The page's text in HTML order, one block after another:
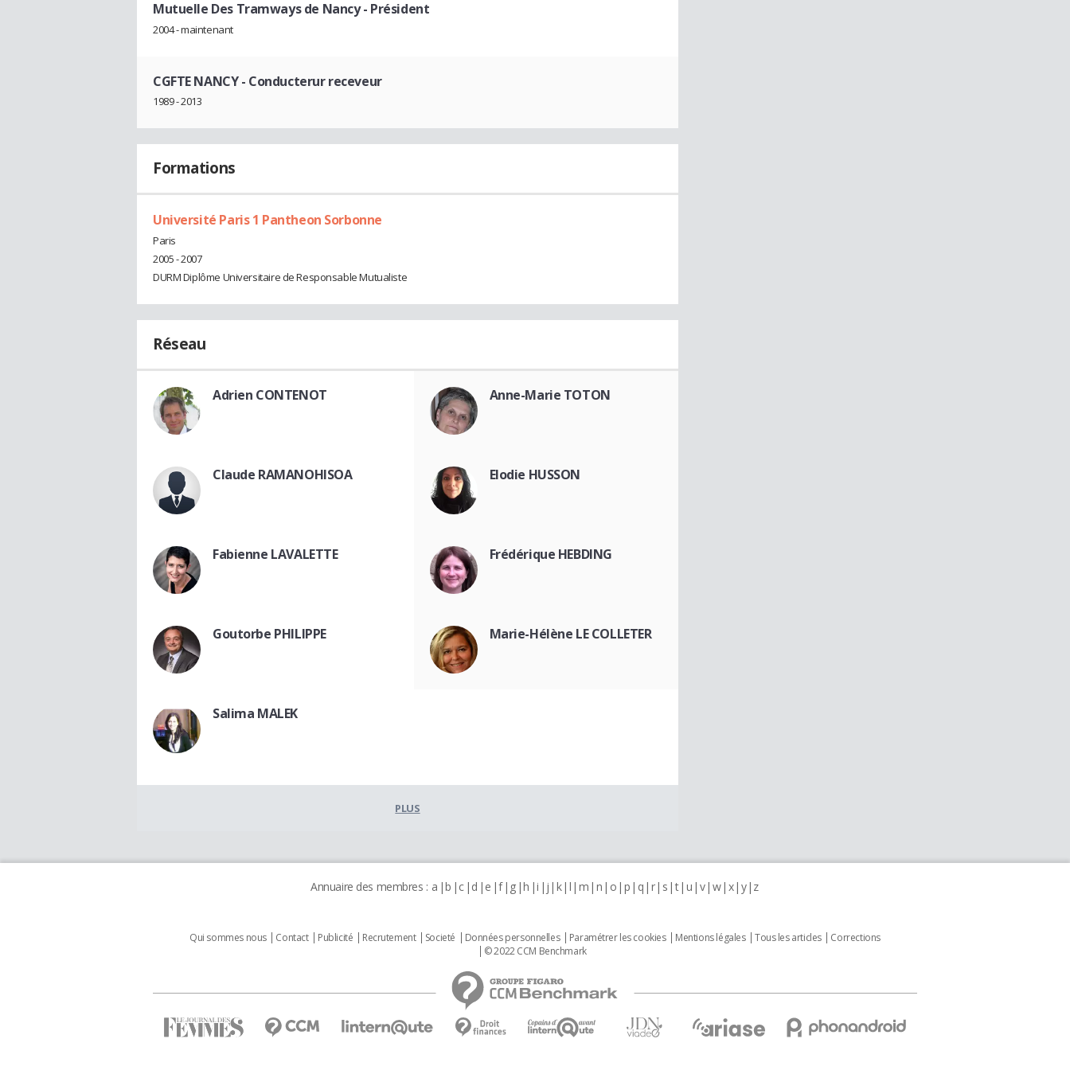
Mutuelle Des Tramways de Nancy- Président
2004 - maintenant
CGFTE NANCY- Conducterur receveur
1989 - 2013
Formations
Université Paris 1 Pantheon Sorbonne
Paris
2005 - 2007
DURM Diplôme Universitaire de Responsable Mutualiste
Réseau
Adrien CONTENOT Anne-Marie TOTON
Claude RAMANOHISOA Elodie HUSSON
Fabienne LAVALETTE Frédérique HEBDING
Goutorbe PHILIPPE Marie-Hélène LE COLLETER
Salima MALEK
PLUS
Annuaire des membres : a b c d e f g h i j k l m n o p q r s t u v w x y z
Qui sommes nous Contact Publicité Recrutement Societé Données personnelles Paramétrer les cookies Mentions légales Tous les articles
Corrections
© 2022 CCM Benchmark